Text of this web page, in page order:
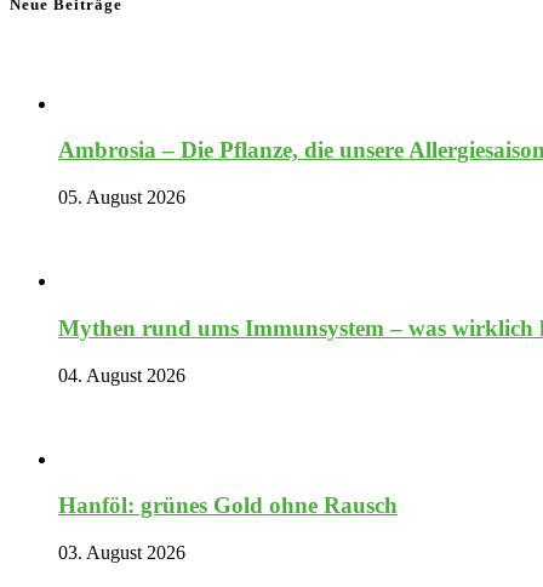
Neue Beiträge
Ambrosia – Die Pflanze, die unsere
05. August 2026
Mythen rund ums Immunsystem – was
04. August 2026
Hanföl: grünes Gold ohne Rausch
03. August 2026